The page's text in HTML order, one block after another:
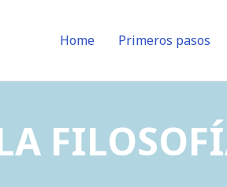
Home Primeros pasos